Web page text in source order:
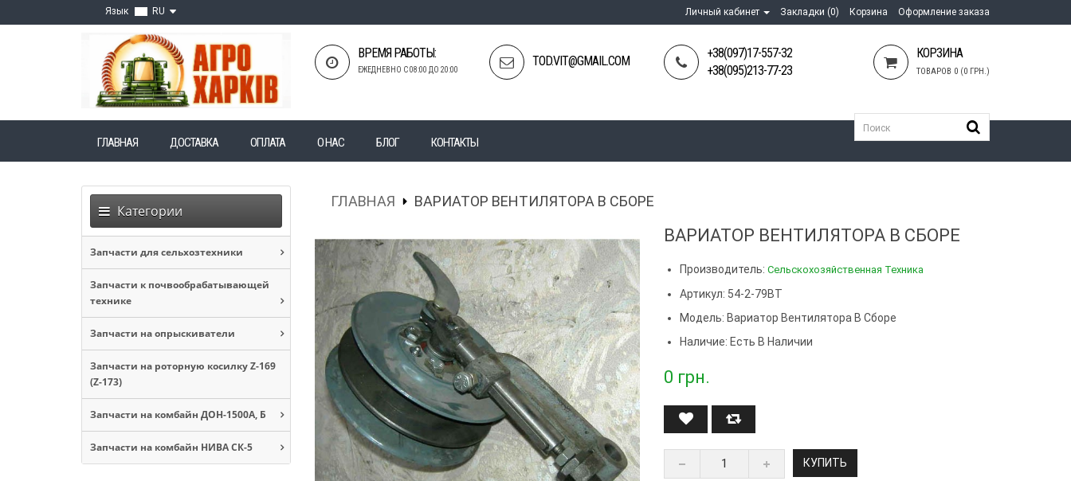
Язык RU Личный кабинет Закладки (0) Корзина Оформление заказа
ВРЕМЯ РАБОТЫ:
ЕЖЕДНЕВНО С 08:00 ДО 20:00
TOD.VIT@GMAIL.COM
+38(097)17-557-32
+38(095)213-77-23
КОРЗИНА
ТОВАРОВ 0 (0 ГРН.)
ГЛАВНАЯ ДОСТАВКА ОПЛАТА О НАС БЛОГ КОНТАКТЫ
Категории
Запчасти для сельхозтехники
Запчасти к почвообрабатывающей
технике
Запчасти на опрыскиватели
Запчасти на роторную косилку Z-169
(Z-173)
Запчасти на комбайн ДОН-1500А, Б
Запчасти на комбайн НИВА СК-5
ГЛАВНАЯ ВАРИАТОР ВЕНТИЛЯТОРА В СБОРЕ
ВАРИАТОР ВЕНТИЛЯТОРА В СБОРЕ
Производитель:Сельскохозяйственная Техника
Артикул: 54-2-79ВТ
Модель: Вариатор Вентилятора В Сборе
Наличие: Есть В Наличии
0 грн.
КУПИТЬ